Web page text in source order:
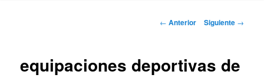
Navegación
← Anterior Siguiente →
equipaciones deportivas de